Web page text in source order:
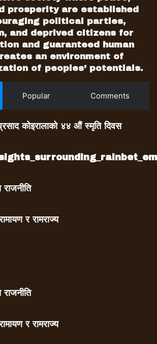
prosperity are established
political parties,
and deprived citizens for
and guaranteed human
an environment of
of peoples’ potentials.
Popular Comments
कोइरालाको ४४ औं स्मृति दिवस
र रामराज्य
र रामराज्य